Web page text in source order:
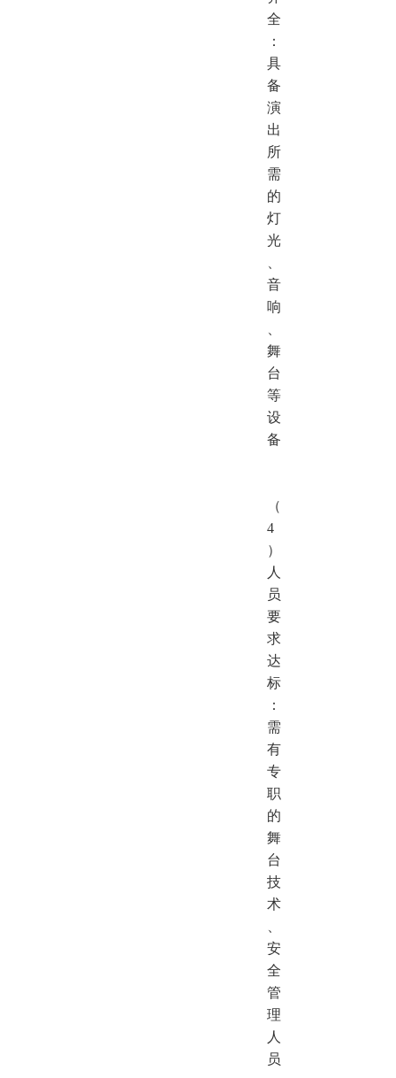
全
：
具
备
演
出
所
需
的
灯
光
音
响
舞
台
等
设
备
（
4
）
人
员
要
求
达
标
：
需
有
专
职
的
舞
台
技
术
安
全
管
理
人
员